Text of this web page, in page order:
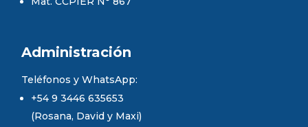
Administración
Teléfonos y WhatsApp:
+54 9 3446 635653
(Rosana, David y Maxi)